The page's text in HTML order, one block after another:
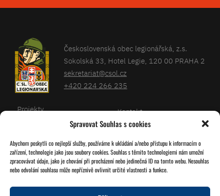
Spravovat Souhlas s cookies
Abychom poskytli co nejlepší služby, používáme k ukládání a/nebo přístupu k informacím o
zařízení, technologie jako jsou soubory cookies. Souhlas s těmito technologiemi nám umožní
zpracovávat údaje, jako je chování při procházení nebo jedinečná ID na tomto webu. Nesouhlas
nebo odvolání souhlasu může nepříznivě ovlivnit určité vlastnosti a funkce.
Československá obec legionářská, z.s.
Sokolská 33, Hotel Legie, 120 00 PRAHA 2
sekretariat@csol.cz
+420 224 266 235
Projekty
Kalendář
O nás
Kontakt
Databáze legionářů
Pro členy
Zásady cookies